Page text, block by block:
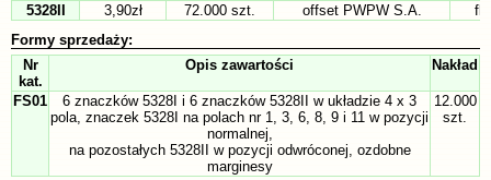
5328II
3,90zł 72.000 szt. offset PWPW S.A.
Formy sprzedaży:
Nr
kat.
Opis zawartości Nakład
FS01
6 znaczków 5328I i 6 znaczków 5328II w układzie 4 x 3
pola, znaczek 5328I na polach nr 1, 3, 6, 8, 9 i 11 w pozycji
normalnej,
na pozostałych 5328II w pozycji odwróconej, ozdobne
marginesy
12.000
szt.